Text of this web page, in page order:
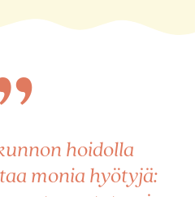
hoidolla
monia hyötyjä: